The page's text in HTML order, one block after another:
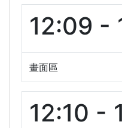
12:09 -
畫面區
12:10 -